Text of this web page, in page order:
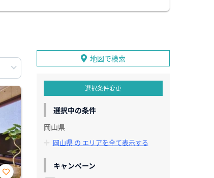
地図で検索
選択条件変更
選択中の条件
岡山県
岡山県 の エリアを全て表示する
キャンペーン